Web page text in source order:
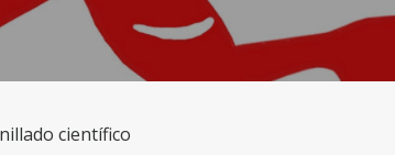
científico